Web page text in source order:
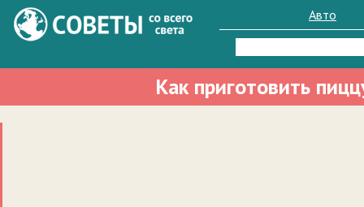
Авто
Найти:
Как приготовить